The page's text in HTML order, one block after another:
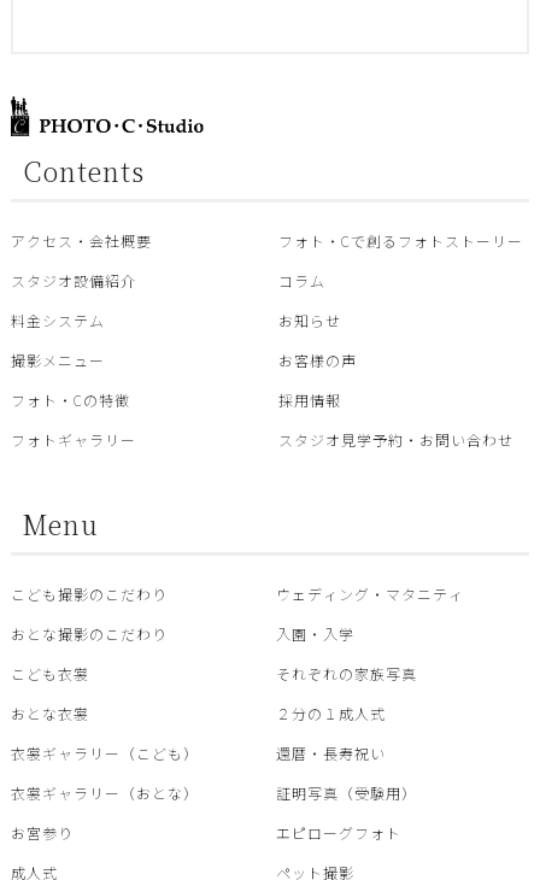
Contents
アクセス・会社概要
スタジオ設備紹介
料金システム
撮影メニュー
フォト・Cの特徴
フォトギャラリー
フォト・Cで創るフォトストーリー
コラム
お知らせ
お客様の声
採用情報
スタジオ見学予約・お問い合わせ
Menu
こども撮影のこだわり
おとな撮影のこだわり
こども衣裳
おとな衣裳
衣裳ギャラリー（こども）
衣裳ギャラリー（おとな）
お宮参り
成人式
ウェディング・マタニティ
入園・入学
それぞれの家族写真
２分の１成人式
還暦・⾧寿祝い
証明写真（受験用）
エピローグフォト
ペット撮影